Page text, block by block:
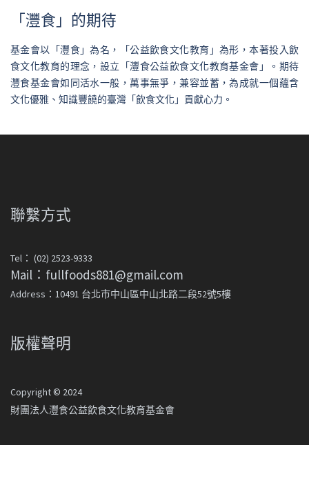
「灃食」的期待
基金會以「灃食」為名，「公益飲食文化教育」為形，本著投入飲
食文化教育的理念，設立「灃食公益飲食文化教育基金會」。期待
灃食基金會如同活水一般，萬事無爭，兼容並蓄，為成就一個蘊含
文化優雅、知識豐饒的臺灣「飲食文化」貢獻心力。
聯繫方式
Tel： (02) 2523-9333
Mail：fullfoods881@gmail.com
Address：10491 台北市中山區中山北路二段52號5樓
版權聲明
Copyright © 2024
財團法人灃食公益飲食文化教育基金會